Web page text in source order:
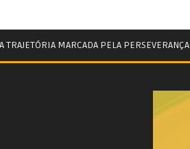
TRAJETÓRIA MARCADA PELA PERSEVERANÇA